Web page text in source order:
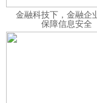
金融科技下，金融企
保障信息安全